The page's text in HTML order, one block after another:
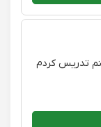
تدریس کردم